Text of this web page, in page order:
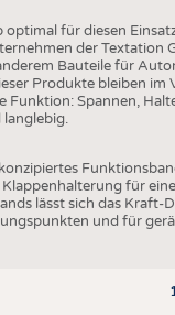
für diesen
der Textation
Bauteile für
Produkte bleiben im
Funktion: Spannen,
für
lässt sich das Kraft-
und für